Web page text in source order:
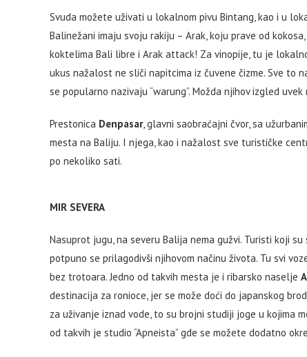
Svuda možete uživati u lokalnom pivu Bintang, kao i u
Balinežani imaju svoju rakiju – Arak, koju prave od
koktelima Bali libre i Arak attack! Za vinopije, tu je
ukus nažalost ne sliči napitcima iz čuvene čizme. Sve to
se popularno nazivaju “warung”. Možda njihov izgled
Prestonica Denpasar, glavni saobraćajni čvor, sa
mesta na Baliju. I njega, kao i nažalost sve turističke
po nekoliko sati.
MIR SEVERA
Nasuprot jugu, na severu Balija nema gužvi. Turisti koji
potpuno se prilagodivši njihovom načinu života. Tu svi
bez trotoara. Jedno od takvih mesta je i ribarsko naselje
destinacija za ronioce, jer se može doći do japanskog
za uživanje iznad vode, to su brojni studiji joge u kojima
od takvih je studio “Apneista” gde se možete dodatno